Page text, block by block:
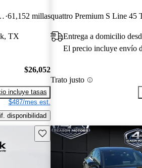
45 TFSI AWD 61,152 millas
TX
$26,052
incluye tasas
$487/mes est.
disponibilidad
quattro Premium S Line 45
Entrega a domicilio
El precio incluye envío
Trato justo
Guarda este Aviso